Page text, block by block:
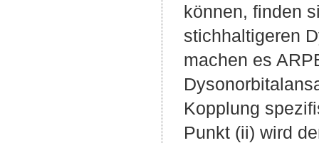
können, finden
stichhaltigeren
machen es
Kopplung
Punkt (ii) wird